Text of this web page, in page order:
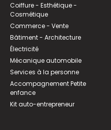
Coiffure - Esthétique -
Cosmétique
Commerce - Vente
Bâtiment - Architecture
Électricité
Mécanique automobile
Services à la personne
Accompagnement Petite
enfance
Kit auto-entrepreneur